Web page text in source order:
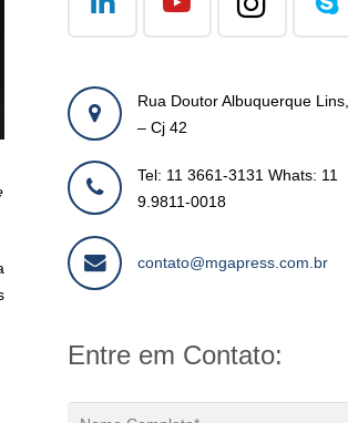
Rua Doutor Albuquerque
– Cj 42
Tel: 11 3661-3131 Whats: 11
9.9811-0018
contato@mgapress.com.br
Entre em Contato: